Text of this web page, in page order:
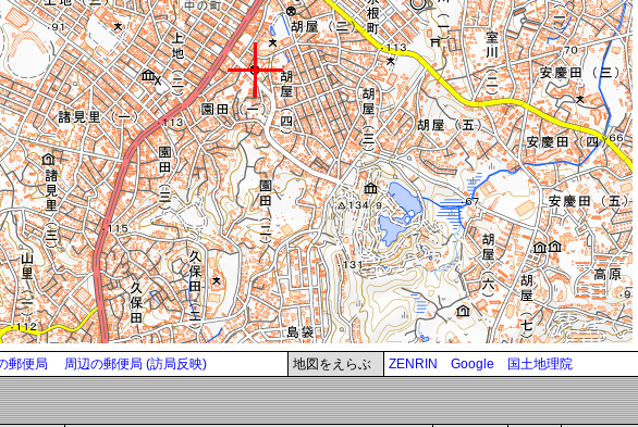
郵便局 周辺の郵便局 (訪局反映) 地図をえらぶ ZENRIN Google 国土地理院